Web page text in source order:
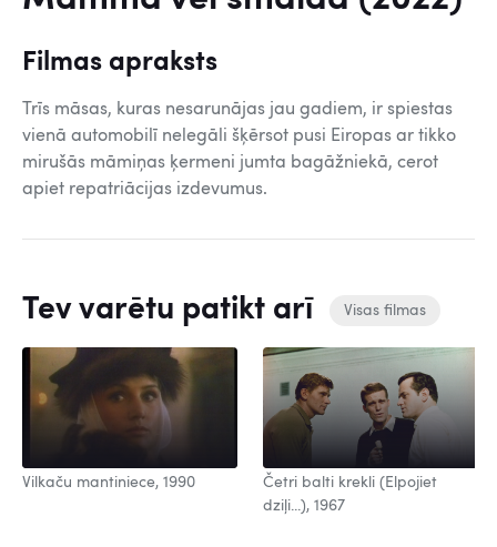
Filmas apraksts
Trīs māsas, kuras nesarunājas jau gadiem, ir spiestas
vienā automobilī nelegāli šķērsot pusi Eiropas ar tikko
mirušās māmiņas ķermeni jumta bagāžniekā, cerot
apiet repatriācijas izdevumus.
Tev varētu patikt arī Visas filmas
Vilkaču mantiniece, 1990
Četri balti krekli (Elpojiet
dziļi...), 1967